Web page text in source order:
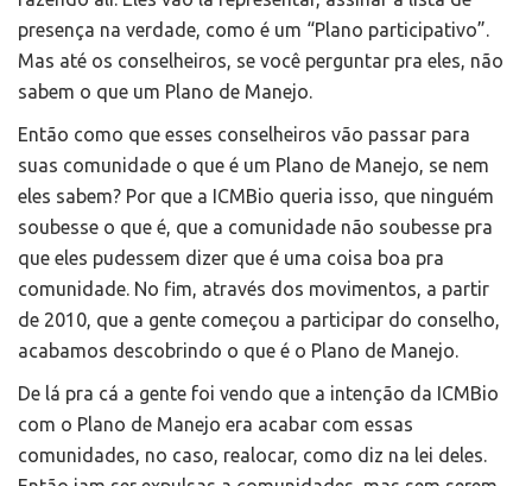
presença na verdade, como é um “Plano participativo”.
Mas até os conselheiros, se você perguntar pra eles, não
sabem o que um Plano de Manejo.
Então como que esses conselheiros vão passar para
suas comunidade o que é um Plano de Manejo, se nem
eles sabem? Por que a ICMBio queria isso, que ninguém
soubesse o que é, que a comunidade não soubesse pra
que eles pudessem dizer que é uma coisa boa pra
comunidade. No fim, através dos movimentos, a partir
de 2010, que a gente começou a participar do conselho,
acabamos descobrindo o que é o Plano de Manejo.
De lá pra cá a gente foi vendo que a intenção da ICMBio
com o Plano de Manejo era acabar com essas
comunidades, no caso, realocar, como diz na lei deles.